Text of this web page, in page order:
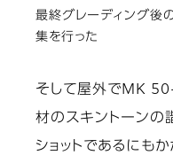
最終グレーディング後
集を行った
そして屋外でMK
材のスキントーンの
ショットであるにも